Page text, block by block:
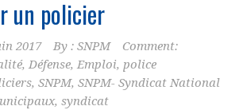
un policier
2017 By : SNPM
Comment:
, Défense, Emploi, police
, SNPM, SNPM- Syndicat National
, syndicat